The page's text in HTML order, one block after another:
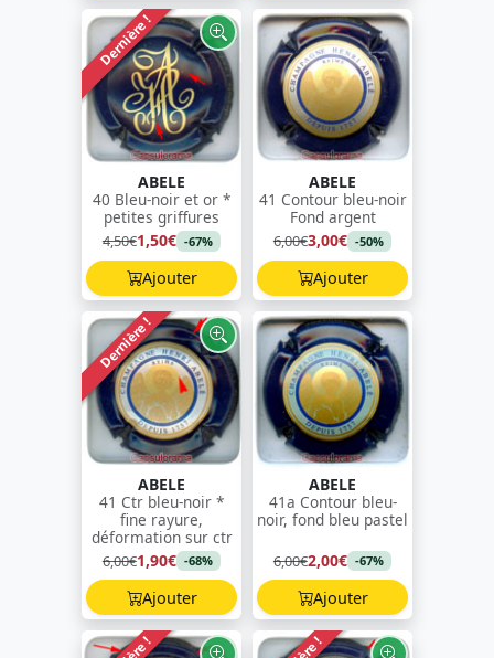
Dernière !
ABELE
40 Bleu-noir et or *
petites griffures
4,50€1,50€ -67%
Ajouter
ABELE
41 Contour bleu-noir
Fond argent
6,00€3,00€ -50%
Ajouter
Dernière !
ABELE
41 Ctr bleu-noir *
fine rayure,
déformation sur ctr
6,00€1,90€ -68%
Ajouter
ABELE
41a Contour bleu-
noir, fond bleu pastel
6,00€2,00€ -67%
Ajouter